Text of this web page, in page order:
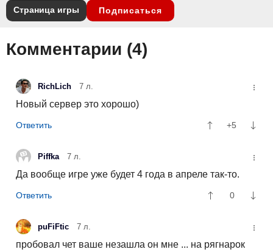
Страница игры Подписаться
Комментарии (4)
RichLich 7 л.
Новый сервер это хорошо)
+5
Piffka 7 л.
Да вообще игре уже будет 4 года в апреле так-то.
0
puFiFtic 7 л.
пробовал чет ваше незашла он мне ... на рягнарок